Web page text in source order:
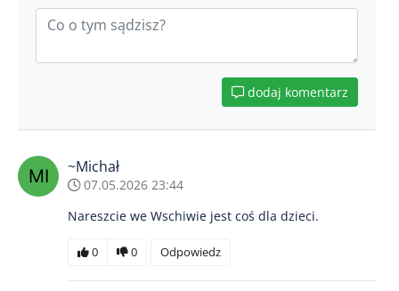
dodaj komentarz
~Michał
07.05.2026 23:44
Nareszcie we Wschiwie jest coś dla dzieci.
0 0 Odpowiedz